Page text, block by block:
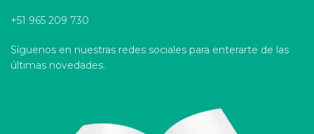
+51 965 209 730
Síguenos en nuestras redes sociales para enterarte de las
últimas novedades.